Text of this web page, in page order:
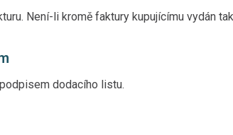
Není-li kromě faktury kupujícímu vydán
dodacího listu.